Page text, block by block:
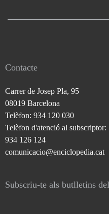
Contacte
Carrer de Josep Pla, 95
08019 Barcelona
Telèfon: 934 120 030
Telèfon d'atenció al subscriptor:
934 126 124
comunicacio@enciclopedia.cat
Subscriu-te als butlletins